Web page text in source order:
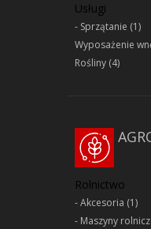
Usługi
Sprzątanie (1)
Wyposażenie
Rośliny (4)
Rolnictwo
Akcesoria (1)
Maszyny